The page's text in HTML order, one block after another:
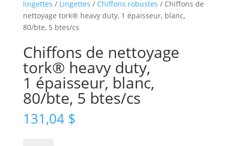
lingettes / Lingettes / Chiffons robustes / Chiffons de
nettoyage tork® heavy duty, 1 épaisseur, blanc,
80/bte, 5 btes/cs
Chiffons de nettoyage
tork® heavy duty,
1 épaisseur, blanc,
80/bte, 5 btes/cs
131,04 $